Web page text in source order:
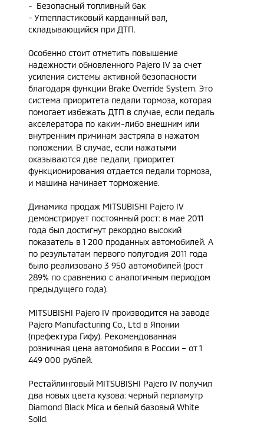
- Безопасный топливный бак
- Углепластиковый карданный вал,
складывающийся при ДТП.
Особенно стоит отметить повышение
надежности обновленного Pajero IV за счет
усиления системы активной безопасности
благодаря функции Brake Override System. Это
система приоритета педали тормоза, которая
помогает избежать ДТП в случае, если педаль
акселератора по каким-либо внешним или
внутренним причинам застряла в нажатом
положении. В случае, если нажатыми
оказываются две педали, приоритет
функционирования отдается педали тормоза,
и машина начинает торможение.
Динамика продаж MITSUBISHI Pajero IV
демонстрирует постоянный рост: в мае 2011
года был достигнут рекордно высокий
показатель в 1 200 проданных автомобилей. А
по результатам первого полугодия 2011 года
было реализовано 3 950 автомобилей (рост
289% по сравнению с аналогичным периодом
предыдущего года).
MITSUBISHI Pajero IV производится на заводе
Pajero Manufacturing Co., Ltd в Японии
(префектура Гифу). Рекомендованная
розничная цена автомобиля в России – от 1
449 000 рублей.
Рестайлинговый MITSUBISHI Pajero IV получил
два новых цвета кузова: черный перламутр
Diamond Black Mica и белый базовый White
Solid.